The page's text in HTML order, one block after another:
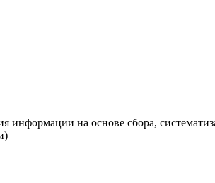
информации на основе сбора,